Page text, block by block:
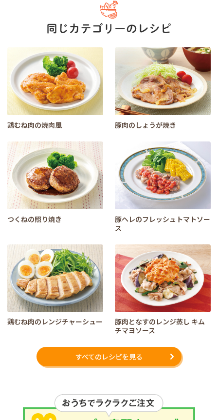
鶏むね肉の焼肉風 豚肉のしょうが焼き
つくねの照り焼き
豚ヘレのフレッシュトマトソー
ス
鶏むね肉のレンジチャーシュー
豚肉となすのレンジ蒸し キム
チマヨソース
すべてのレシピを見る